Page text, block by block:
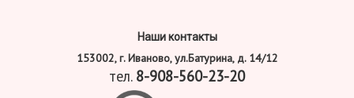
Наши контакты
153002, г. Иваново, ул.Батурина, д. 14/12
тел. 8-908-560-23-20